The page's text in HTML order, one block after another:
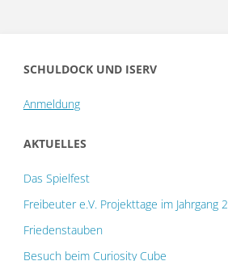
SCHULDOCK UND ISERV
Anmeldung
AKTUELLES
Das Spielfest
Freibeuter e.V. Projekttage im Jahrgang 2
Friedenstauben
Besuch beim Curiosity Cube